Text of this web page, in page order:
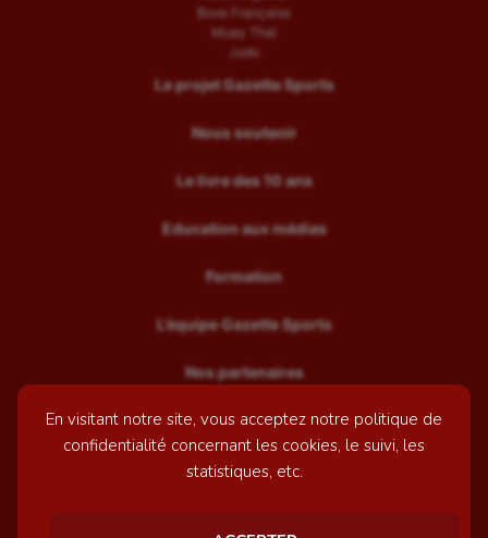
En visitant notre site, vous acceptez notre politique de
confidentialité concernant les cookies, le suivi, les
statistiques, etc.
Boxe Française
Muay Thaï
Judo
Le projet Gazette Sports
Nous soutenir
Le livre des 10 ans
Education aux médias
Formation
L’équipe Gazette Sports
Nos partenaires
Recrutement
Mentions légales